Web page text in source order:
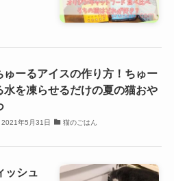
ゅーるアイスの作り方！ちゅー
水を凍らせるだけの夏の猫おや
2021年5月31日 猫のごはん
ッシュ